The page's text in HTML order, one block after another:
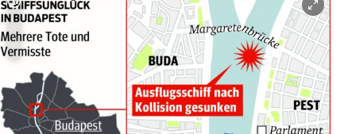
Copyright-Hinweis öffnen/schließen